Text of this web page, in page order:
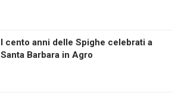
I cento anni delle Spighe celebrati a
Santa Barbara in Agro